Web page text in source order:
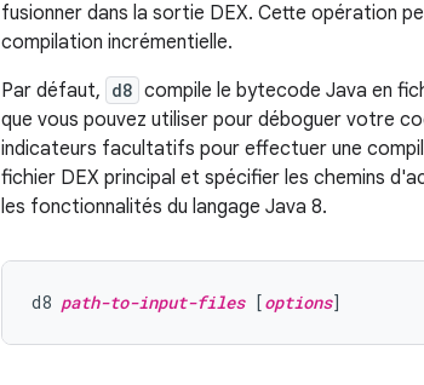
fusionner dans la sortie DEX. Cette opération
compilation incrémentielle.
Par défaut, d8 compile le bytecode Java en
que vous pouvez utiliser pour déboguer votre
indicateurs facultatifs pour effectuer une
fichier DEX principal et spécifier les chemins
les fonctionnalités du langage Java 8.
d8 path-to-input-files [options